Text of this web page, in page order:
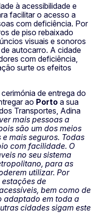
à acessibilidade e
facilitar o acesso a
com deficiência. Por
de piso rebaixado
visuais e sonoros
autocarro. A cidade
com deficiência,
surte os efeitos
de entrega do
ao Porto a sua
Transportes, Adina
mais pessoas a
são um dos meios
mais seguros. Todas
com facilidade. O
no seu sistema
para as
utilizar. Por
de
bem como de
adaptado em toda a
cidades sigam este